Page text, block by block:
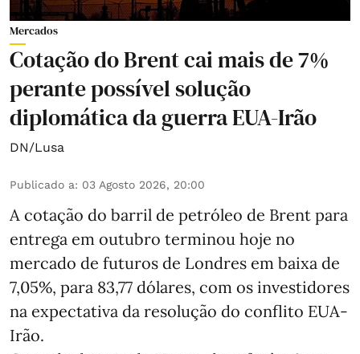
Mercados
Cotação do Brent cai mais de 7%
perante possível solução
diplomática da guerra EUA-Irão
DN/Lusa
Publicado a: 03 Agosto 2026, 20:00
A cotação do barril de petróleo de Brent para
entrega em outubro terminou hoje no
mercado de futuros de Londres em baixa de
7,05%, para 83,77 dólares, com os investidores
na expectativa da resolução do conflito EUA-
Irão.